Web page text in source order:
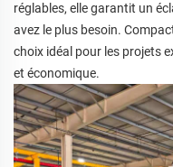
réglables, elle garantit un
avez le plus besoin.
choix idéal pour les projets
et économique.